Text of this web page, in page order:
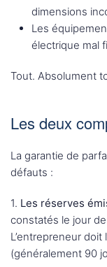
dimensions
Les
électrique mal
Tout. Absolument
Les deux
La garantie de
défauts :
1. Les réserves
constatés le jour
L’entrepreneur
(généralement 90